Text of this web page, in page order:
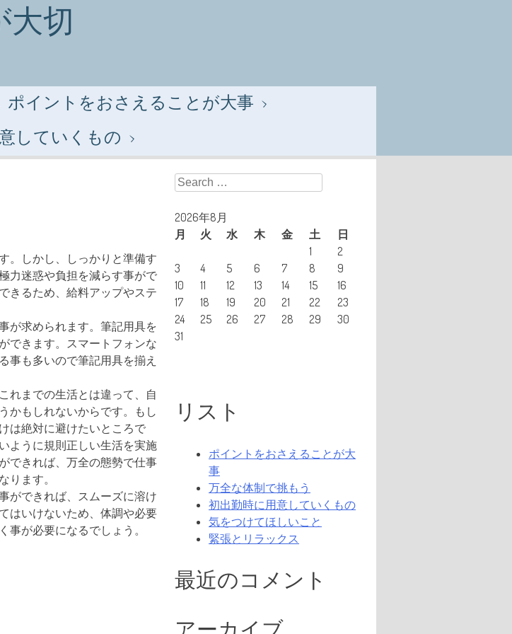
切
ポイントをおさえることが大事
していくもの
。しかし、しっかりと準備す
力迷惑や負担を減らす事がで
きるため、給料アップやステ
が求められます。筆記用具を
できます。スマートフォンな
事も多いので筆記用具を揃え
れまでの生活とは違って、自
かもしれないからです。もし
は絶対に避けたいところで
ように規則正しい生活を実施
できれば、万全の態勢で仕事
ります。
ができれば、スムーズに溶け
はいけないため、体調や必要
が必要になるでしょう。
Search
2026年8月
月
火 水 木 金 土
日
1
2
3
4 5 6 7 8
9
10
11 12 13 14 15
16
17
18 19 20 21 22
23
24
25 26 27 28 29
30
31
リスト
ポイントをおさえることが大
事
万全な体制で挑もう
初出勤時に用意していくもの
気をつけてほしいこと
緊張とリラックス
最近のコメント